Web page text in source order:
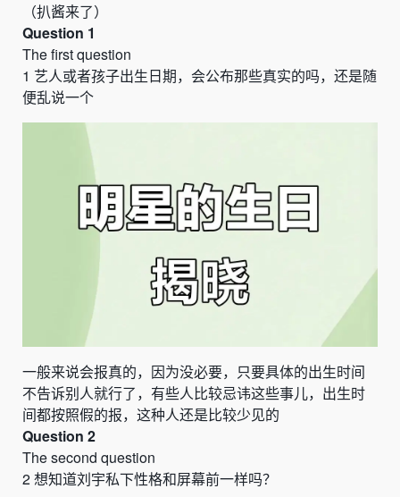
（扒酱来了）
Question 1
The first question
1 艺人或者孩子出生日期，会公布那些真实的吗，还是随
便乱说一个
一般来说会报真的，因为没必要，只要具体的出生时间
不告诉别人就行了，有些人比较忌讳这些事儿，出生时
间都按照假的报，这种人还是比较少见的
Question 2
The second question
2想知道刘宇私下性格和屏幕前一样吗？